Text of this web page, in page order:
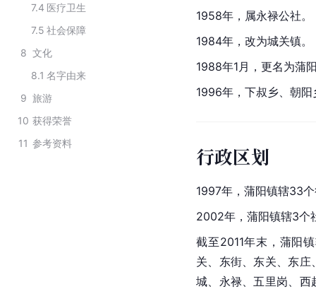
7.4 医疗卫生
7.5 社会保障
8 文化
8.1 名字由来
9 旅游
10 获得荣誉
11 参考资料
1958年，属永禄公社。
1984年，改为城关镇。
1988年1月，更名为蒲
1996年，下叔乡、 朝阳
行政区划
1997年，蒲阳镇辖33
2002年，蒲阳镇辖3个
截至2011年末，蒲阳
关、东街、东关、东
城、永禄、五里岗、西